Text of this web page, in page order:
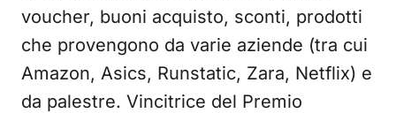
voucher, buoni acquisto, sconti, prodotti
che provengono da varie aziende (tra cui
Amazon, Asics, Runstatic, Zara, Netflix) e
da palestre. Vincitrice del Premio